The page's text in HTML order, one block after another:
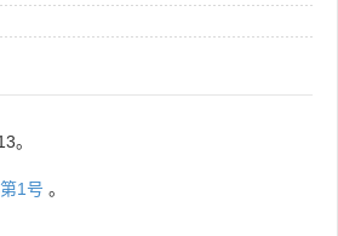
。
1号 。